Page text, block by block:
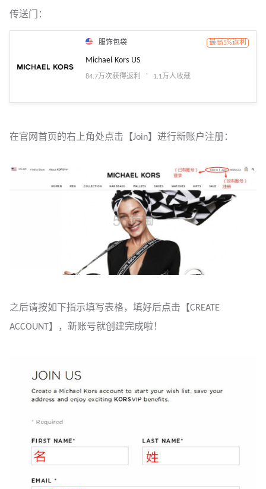
传送门：
服饰包袋 最高5%返利
Michael Kors US
84.7万次获得返利 · 1.1万人收藏
在官网首页的右上角处点击【Join】进行新账户注册：
之后请按如下指示填写表格，填好后点击【CREATE
ACCOUNT】，新账号就创建完成啦！